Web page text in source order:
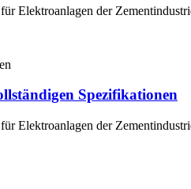
Elektroanlagen der
Spezifikationen
Elektroanlagen der